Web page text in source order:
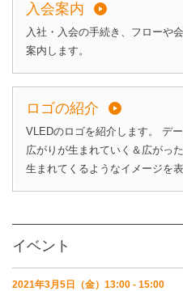
入会案内
入社・入会の手続き、フローや
案内します。
ロゴの紹介
VLEDのロゴを紹介します。 デ
広がりが生まれていく＆広がっ
生まれてくるようなイメージを
イベント
2021年3月5日（金）13:00 - 15:00